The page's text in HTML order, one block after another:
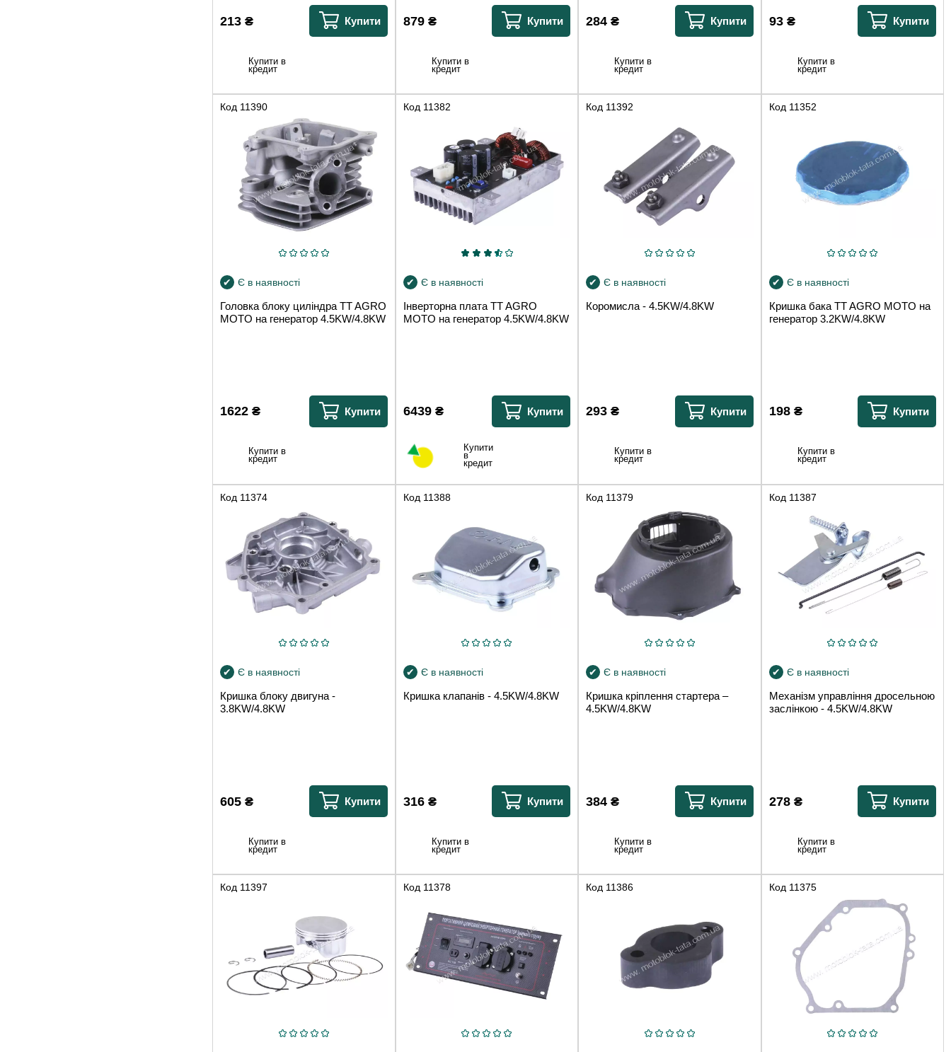
213 ₴ Купити
Купити в
кредит
879₴ Купити
Купити в
кредит
284 ₴ Купити
Купити в
кредит
93₴ Купити
Купити в
кредит
Код 11390
Є в наявності
Головка блоку циліндра TT AGRO
MOTO на генератор 4.5KW/4.8KW
1622 ₴ Купити
Купити в
кредит
Код 11382
Є в наявності
Інверторна плата TT AGRO
MOTO на генератор 4.5KW/4.8KW
6439₴ Купити
Купити
в
кредит
Код 11392
Є в наявності
Коромисла - 4.5KW/4.8KW
293 ₴ Купити
Купити в
кредит
Код 11352
Є в наявності
Кришка бака TT AGRO MOTO на
генератор 3.2KW/4.8KW
198₴ Купити
Купити в
кредит
Код 11374
Є в наявності
Кришка блоку двигуна -
3.8KW/4.8KW
605 ₴ Купити
Купити в
кредит
Код 11388
Є в наявності
Кришка клапанів - 4.5KW/4.8KW
316₴ Купити
Купити в
кредит
Код 11379
Є в наявності
Кришка кріплення стартера –
4.5KW/4.8KW
384 ₴ Купити
Купити в
кредит
Код 11387
Є в наявності
Механізм управління дросельною
заслінкою - 4.5KW/4.8KW
278₴ Купити
Купити в
кредит
Код 11397 Код 11378 Код 11386 Код 11375